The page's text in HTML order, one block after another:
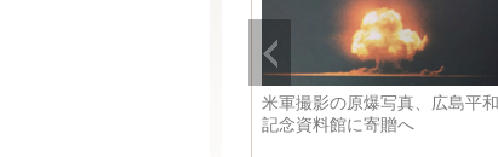
米軍撮影の原爆写真、広島平和
記念資料館に寄贈へ